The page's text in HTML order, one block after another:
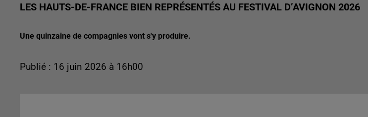
LES HAUTS-DE-FRANCE BIEN REPRÉSENTÉS AU FESTIVAL D’AVIGNON 2026
Une quinzaine de compagnies vont s'y produire.
Publié : 16 juin 2026 à 16h00